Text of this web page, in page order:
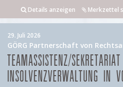
Details anzeigen Merkzettel
29. Juli 2026
GÖRG Partnerschaft von
TEAMASSISTENZ/
INSOLVENZVERWALTUNG IN